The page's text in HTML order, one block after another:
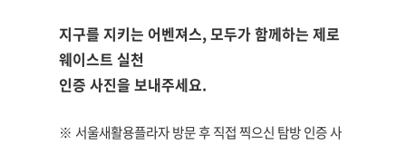
지구를 지키는 어벤져스, 모두가 함께하는 제로
웨이스트 실천
인증 사진을 보내주세요.
※ 서울새활용플라자 방문 후 직접 찍으신 탐방 인증 사